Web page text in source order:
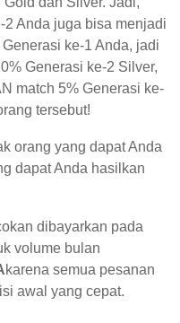
Anda juga bisa menjadi
ke-1 Anda, jadi
Generasi ke-2 Silver,
match 5% Generasi ke-
tersebut!
orang yang dapat Anda
dapat Anda hasilkan
dibayarkan pada
volume bulan
karena semua pesanan
awal yang cepat.